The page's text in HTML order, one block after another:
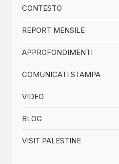
CONTESTO
REPORT MENSILE
APPROFONDIMENTI
COMUNICATI STAMPA
VIDEO
BLOG
VISIT PALESTINE